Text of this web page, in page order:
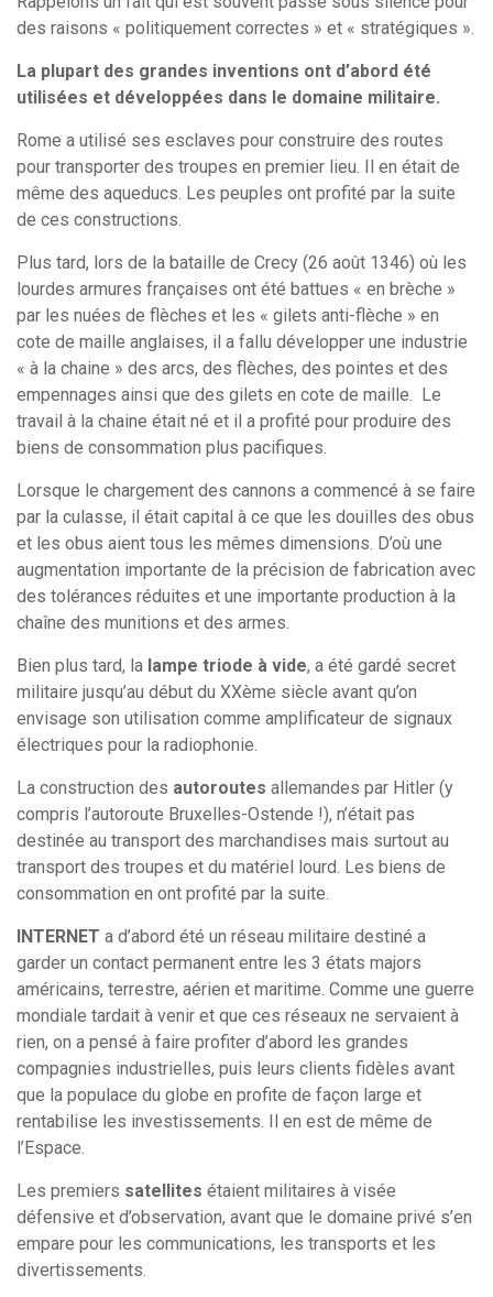
des raisons « politiquement correctes » et « stratégiques ».
La plupart des grandes inventions ont d’abord été
utilisées et développées dans le domaine militaire.
Rome a utilisé ses esclaves pour construire des routes
pour transporter des troupes en premier lieu. Il en était de
même des aqueducs. Les peuples ont profité par la suite
de ces constructions.
Plus tard, lors de la bataille de Crecy (26 août 1346) où les
lourdes armures françaises ont été battues « en brèche »
par les nuées de flèches et les « gilets anti-flèche » en
cote de maille anglaises, il a fallu développer une industrie
« à la chaine » des arcs, des flèches, des pointes et des
empennages ainsi que des gilets en cote de maille. Le
travail à la chaine était né et il a profité pour produire des
biens de consommation plus pacifiques.
Lorsque le chargement des cannons a commencé à se faire
par la culasse, il était capital à ce que les douilles des obus
et les obus aient tous les mêmes dimensions. D’où une
augmentation importante de la précision de fabrication avec
des tolérances réduites et une importante production à la
chaîne des munitions et des armes.
Bien plus tard, la lampe triode à vide, a été gardé secret
militaire jusqu’au début du XXème siècle avant qu’on
envisage son utilisation comme amplificateur de signaux
électriques pour la radiophonie.
La construction des autoroutes allemandes par Hitler (y
compris l’autoroute Bruxelles-Ostende !), n’était pas
destinée au transport des marchandises mais surtout au
transport des troupes et du matériel lourd. Les biens de
consommation en ont profité par la suite.
INTERNET a d’abord été un réseau militaire destiné a
garder un contact permanent entre les 3 états majors
américains, terrestre, aérien et maritime. Comme une guerre
mondiale tardait à venir et que ces réseaux ne servaient à
rien, on a pensé à faire profiter d’abord les grandes
compagnies industrielles, puis leurs clients fidèles avant
que la populace du globe en profite de façon large et
rentabilise les investissements. Il en est de même de
l’Espace.
Les premiers satellites étaient militaires à visée
défensive et d’observation, avant que le domaine privé s’en
empare pour les communications, les transports et les
divertissements.